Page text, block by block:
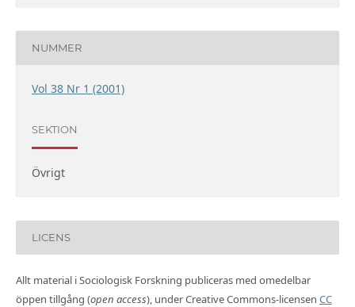
NUMMER
Vol 38 Nr 1 (2001)
SEKTION
Övrigt
LICENS
Allt material i Sociologisk Forskning publiceras med omedelbar
öppen tillgång (open access), under Creative Commons-licensen CC